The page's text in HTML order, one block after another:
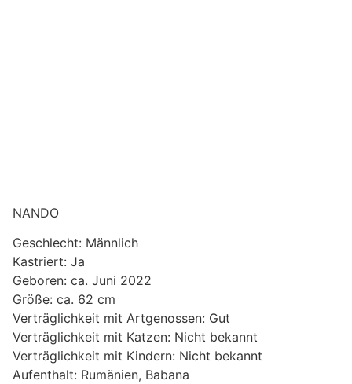
NANDO
Geschlecht: Männlich
Kastriert: Ja
Geboren: ca. Juni 2022
Größe: ca. 62 cm
Verträglichkeit mit Artgenossen: Gut
Verträglichkeit mit Katzen: Nicht bekannt
Verträglichkeit mit Kindern: Nicht bekannt
Aufenthalt: Rumänien, Babana